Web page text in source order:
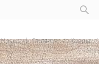
Назад | Главная / Ковры /